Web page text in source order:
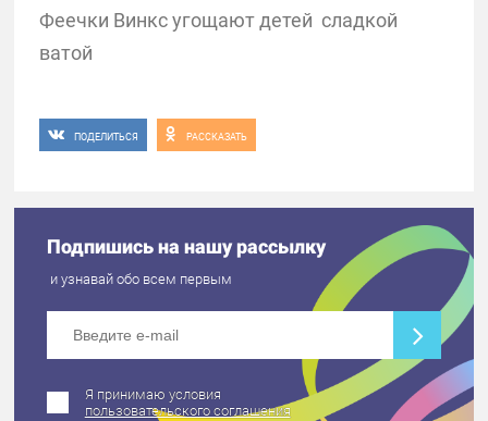
Феечки Винкс угощают детей сладкой
ватой
ПОДЕЛИТЬСЯ РАССКАЗАТЬ
Подпишись на нашу рассылку
и узнавай обо всем первым
Я принимаю условия
пользовательского соглашения